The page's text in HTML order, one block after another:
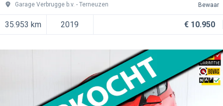
Garage Verbrugge b.v. Terneuzen Bewaar
35.953 km 2019 € 10.950